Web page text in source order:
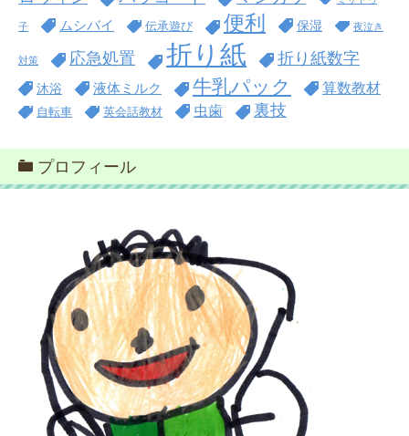
子 ムシバイ 伝承遊び 便利 保湿 夜泣き
対策 応急処置 折り紙 折り紙数字
沐浴 液体ミルク 牛乳パック 算数教材
自転車 英会話教材 虫歯 裏技
プロフィール